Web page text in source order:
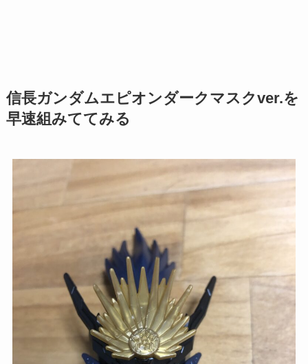
信長ガンダムエピオンダークマスクver.を
早速組みててみる